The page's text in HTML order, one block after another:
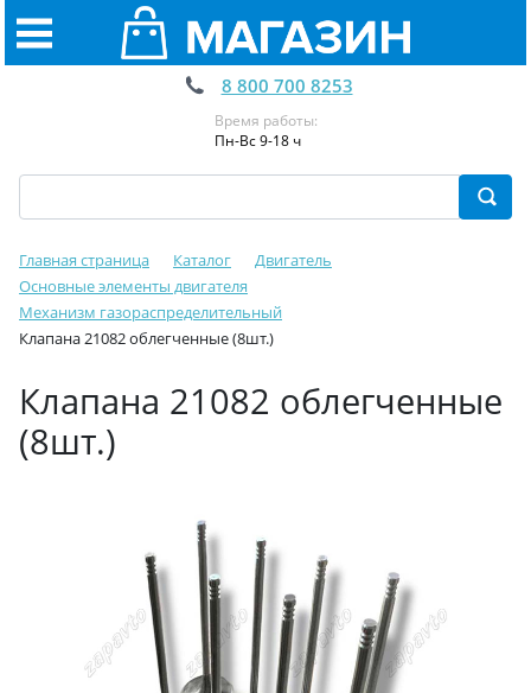
8 800 700 8253
Время работы:
Пн-Вс 9-18 ч
Главная страница Каталог
Двигатель
Основные элементы двигателя
Механизм газораспределительный
Клапана 21082 облегченные (8шт.)
Клапана 21082 облегченные
(8шт.)